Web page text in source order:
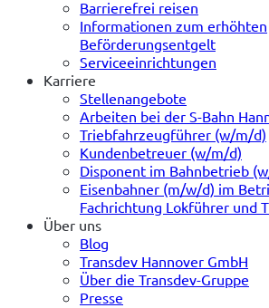
Barrierefrei reisen
Informationen zum erhöhten
Beförderungsentgelt
Serviceeinrichtungen
Karriere
Stellenangebote
Arbeiten bei der S-Bahn
Triebfahrzeugführer (w/m/d)
Kundenbetreuer (w/m/d)
Disponent im Bahnbetrieb
Eisenbahner (m/w/d) im
Fachrichtung Lokführer und
Über uns
Blog
Transdev Hannover GmbH
Über die Transdev-Gruppe
Presse